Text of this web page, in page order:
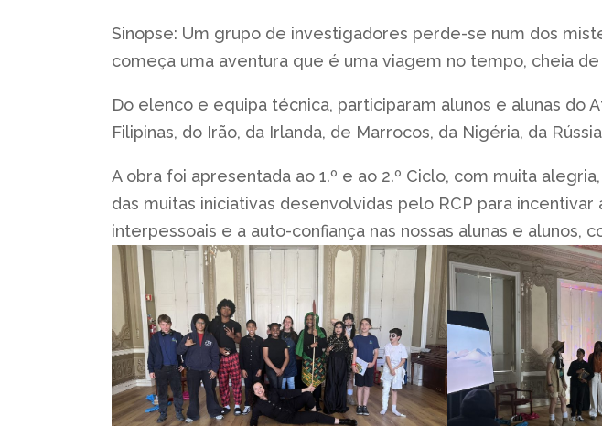
Sinopse: Um grupo de investigadores perde-se num dos
começa uma aventura que é uma viagem no tempo, cheia
Do elenco e equipa técnica, participaram alunos e alunas do
Filipinas, do Irão, da Irlanda, de Marrocos, da Nigéria, da
A obra foi apresentada ao 1.º e ao 2.º Ciclo, com muita
das muitas iniciativas desenvolvidas pelo RCP para
interpessoais e a auto-confiança nas nossas alunas e alunos,